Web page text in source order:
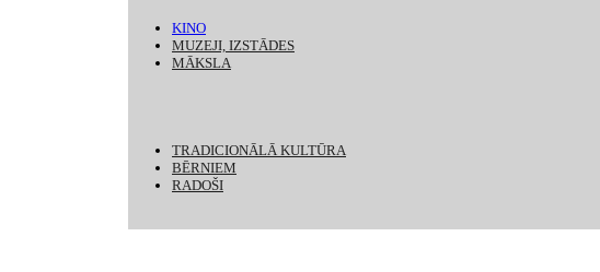
KINO
MUZEJI, IZSTĀDES
MĀKSLA
TRADICIONĀLĀ KULTŪRA
BĒRNIEM
RADOŠI